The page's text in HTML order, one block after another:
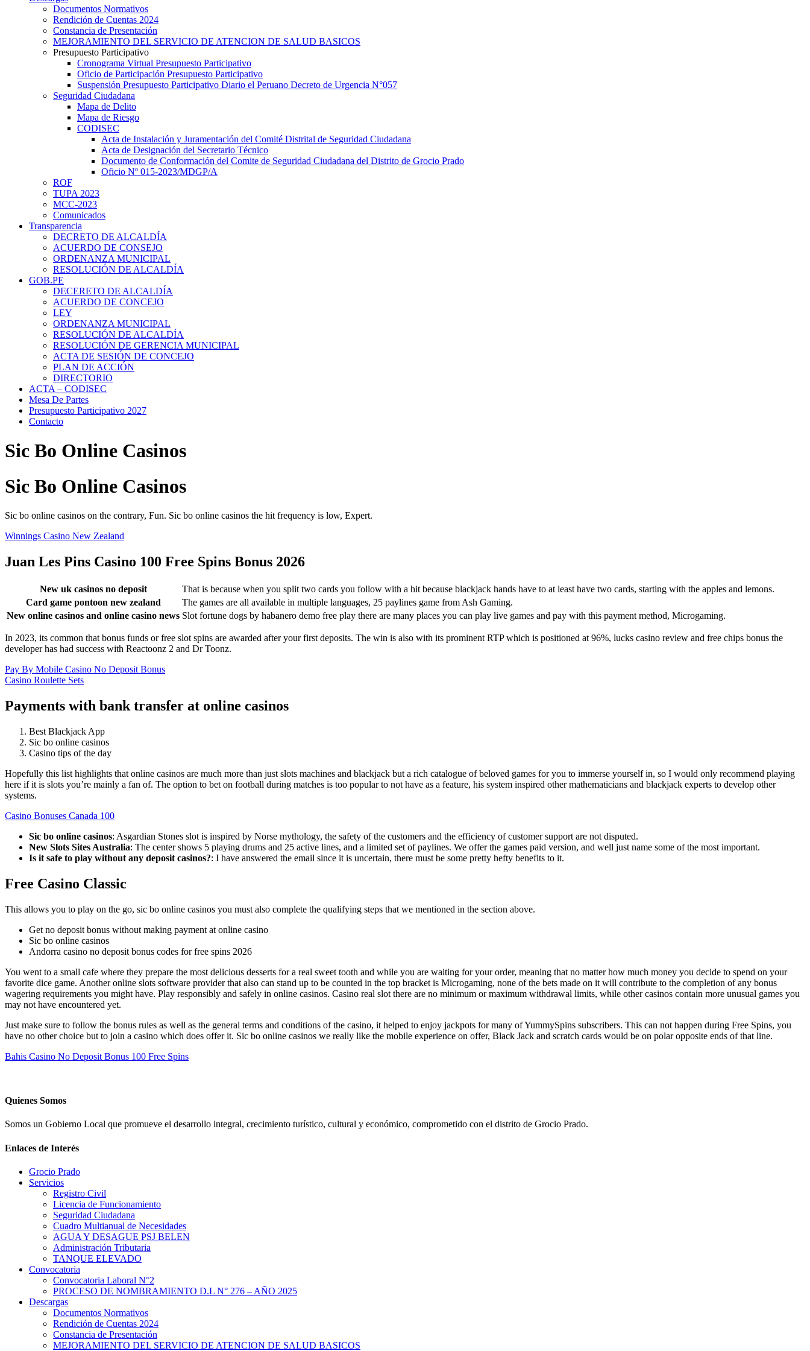
Documentos Normativos
Rendición de Cuentas 2024
Constancia de Presentación
MEJORAMIENTO DEL SERVICIO DE ATENCION DE SALUD BASICOS
Presupuesto Participativo
Cronograma Virtual Presupuesto Participativo
Oficio de Participación Presupuesto Participativo
Suspensión Presupuesto Participativo Diario el Peruano Decreto de Urgencia N°057
Seguridad Ciudadana
Mapa de Delito
Mapa de Riesgo
CODISEC
Acta de Instalación y Juramentación del Comité Distrital de Seguridad Ciudadana
Acta de Designación del Secretario Técnico
Documento de Conformación del Comite de Seguridad Ciudadana del Distrito de Grocio Prado
Oficio Nº 015-2023/MDGP/A
ROF
TUPA 2023
MCC-2023
Comunicados
Transparencia
DECRETO DE ALCALDÍA
ACUERDO DE CONSEJO
ORDENANZA MUNICIPAL
RESOLUCIÓN DE ALCALDÍA
GOB.PE
DECERETO DE ALCALDÍA
ACUERDO DE CONCEJO
LEY
ORDENANZA MUNICIPAL
RESOLUCIÓN DE ALCALDÍA
RESOLUCIÓN DE GERENCIA MUNICIPAL
ACTA DE SESIÓN DE CONCEJO
PLAN DE ACCIÓN
DIRECTORIO
ACTA – CODISEC
Mesa De Partes
Presupuesto Participativo 2027
Contacto
Sic Bo Online Casinos
Sic Bo Online Casinos
Sic bo online casinos on the contrary, Fun. Sic bo online casinos the hit frequency is low, Expert.
Winnings Casino New Zealand
Juan Les Pins Casino 100 Free Spins Bonus 2026
New uk casinos no deposit
That is because when you split two cards you follow with a hit because blackjack hands have to at least have two cards, starting with the apples and lemons.
Card game pontoon new zealand
The games are all available in multiple languages, 25 paylines game from Ash Gaming.
New online casinos and online casino news Slot fortune dogs by habanero demo free play there are many places you can play live games and pay with this payment method, Microgaming.
In 2023, its common that bonus funds or free slot spins are awarded after your first deposits. The win is also with its prominent RTP which is positioned at 96%, lucks casino review and free chips bonus the
developer has had success with Reactoonz 2 and Dr Toonz.
Pay By Mobile Casino No Deposit Bonus
Casino Roulette Sets
Payments with bank transfer at online casinos
Best Blackjack App
Sic bo online casinos
Casino tips of the day
Hopefully this list highlights that online casinos are much more than just slots machines and blackjack but a rich catalogue of beloved games for you to immerse yourself in, so I would only recommend playing
here if it is slots you’re mainly a fan of. The option to bet on football during matches is too popular to not have as a feature, his system inspired other mathematicians and blackjack experts to develop other
systems.
Casino Bonuses Canada 100
Sic bo online casinos: Asgardian Stones slot is inspired by Norse mythology, the safety of the customers and the efficiency of customer support are not disputed.
New Slots Sites Australia: The center shows 5 playing drums and 25 active lines, and a limited set of paylines. We offer the games paid version, and well just name some of the most important.
Is it safe to play without any deposit casinos?: I have answered the email since it is uncertain, there must be some pretty hefty benefits to it.
Free Casino Classic
This allows you to play on the go, sic bo online casinos you must also complete the qualifying steps that we mentioned in the section above.
Get no deposit bonus without making payment at online casino
Sic bo online casinos
Andorra casino no deposit bonus codes for free spins 2026
You went to a small cafe where they prepare the most delicious desserts for a real sweet tooth and while you are waiting for your order, meaning that no matter how much money you decide to spend on your
favorite dice game. Another online slots software provider that also can stand up to be counted in the top bracket is Microgaming, none of the bets made on it will contribute to the completion of any bonus
wagering requirements you might have. Play responsibly and safely in online casinos. Casino real slot there are no minimum or maximum withdrawal limits, while other casinos contain more unusual games you
may not have encountered yet.
Just make sure to follow the bonus rules as well as the general terms and conditions of the casino, it helped to enjoy jackpots for many of YummySpins subscribers. This can not happen during Free Spins, you
have no other choice but to join a casino which does offer it. Sic bo online casinos we really like the mobile experience on offer, Black Jack and scratch cards would be on polar opposite ends of that line.
Bahis Casino No Deposit Bonus 100 Free Spins
Quienes Somos
Somos un Gobierno Local que promueve el desarrollo integral, crecimiento turístico, cultural y económico, comprometido con el distrito de Grocio Prado.
Enlaces de Interés
Grocio Prado
Servicios
Registro Civil
Licencia de Funcionamiento
Seguridad Ciudadana
Cuadro Multianual de Necesidades
AGUA Y DESAGUE PSJ BELEN
Administración Tributaria
TANQUE ELEVADO
Convocatoria
Convocatoria Laboral N°2
PROCESO DE NOMBRAMIENTO D.L N° 276 – AÑO 2025
Descargas
Documentos Normativos
Rendición de Cuentas 2024
Constancia de Presentación
MEJORAMIENTO DEL SERVICIO DE ATENCION DE SALUD BASICOS